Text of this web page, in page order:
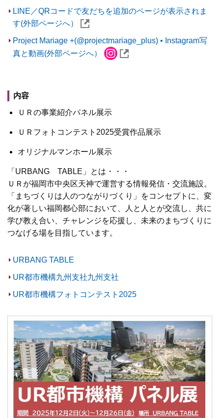
LINE／QRコードで友だちを追加のページが表示されま
す(外部ページへ）
Project Mariage +(@projectmariage_plus) • Instagram写
真と動画(外部ページへ）
内容
ＵＲの事業紹介パネル展示
ＵＲフォトコンテスト2025受賞作品展示
オリジナルマンホール展示
「URBANG TABLE」とは・・・
ＵＲが福岡市中央区天神で運営する情報発信・交流施設。
「まちづくりは人のつながりづくり」をコンセプトに、変
化が著しい福岡都心部において、人と人とが交流し、共に
学び教え合い、チャレンジを応援し、未来のまちづくりに
つなげる場を目指しています。
URBANG TABLE
UR都市機構九州支社九州支社
UR都市機構フォトコンテスト2025